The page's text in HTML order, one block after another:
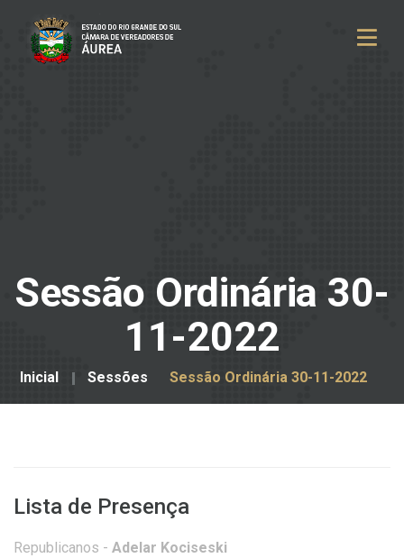
Sessão Ordinária 30-
11-2022
Inicial Sessões Sessão Ordinária 30-11-2022
Lista de Presença
Republicanos - Adelar Kociseski